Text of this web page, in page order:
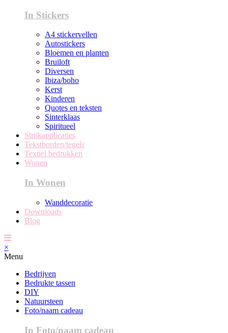
In Stickers
A4 stickervellen
Autostickers
Bloemen en planten
Bruiloft
Diversen
Ibiza/boho
Kerst
Kinderen
Quotes en teksten
Sinterklaas
Spiritueel
Strijkapplicaties
Tekstborden/tegels
Textiel bedrukken
Wonen
In Wonen
Wanddecoratie
Downloads
Blog
×
Menu
Bedrijven
Bedrukte tassen
DIY
Natuursteen
Foto/naam cadeau
In Foto/naam cadeau